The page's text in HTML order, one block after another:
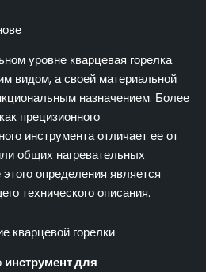
уровне кварцевая горелка
видом, а своей материальной
назначением. Более
прецизионного
инструмента отличает ее от
общих нагревательных
определения является
технического описания.
кварцевой горелки
инструмент для